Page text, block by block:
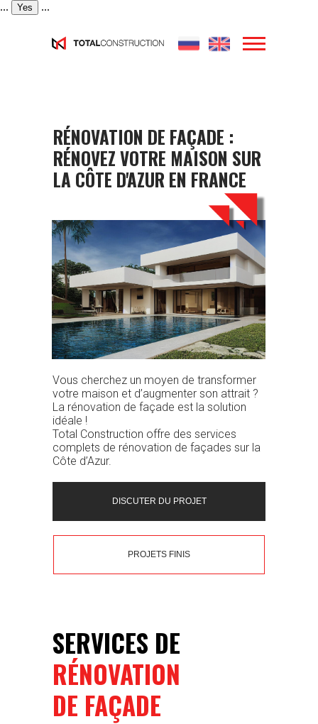
... Yes ...
RÉNOVATION DE FAÇADE :
RÉNOVEZ VOTRE MAISON SUR
LA CÔTE D'AZUR EN FRANCE
Vous cherchez un moyen de transformer
votre maison et d’augmenter son attrait ?
La rénovation de façade est la solution
idéale !
Total Construction offre des services
complets de rénovation de façades sur la
Côte d’Azur.
DISCUTER DU PROJET
PROJETS FINIS
SERVICES DE
RÉNOVATION
DE FAÇADE